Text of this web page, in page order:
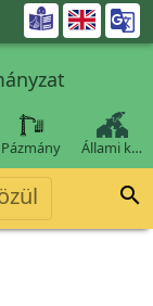

Pázmány Állami k…
